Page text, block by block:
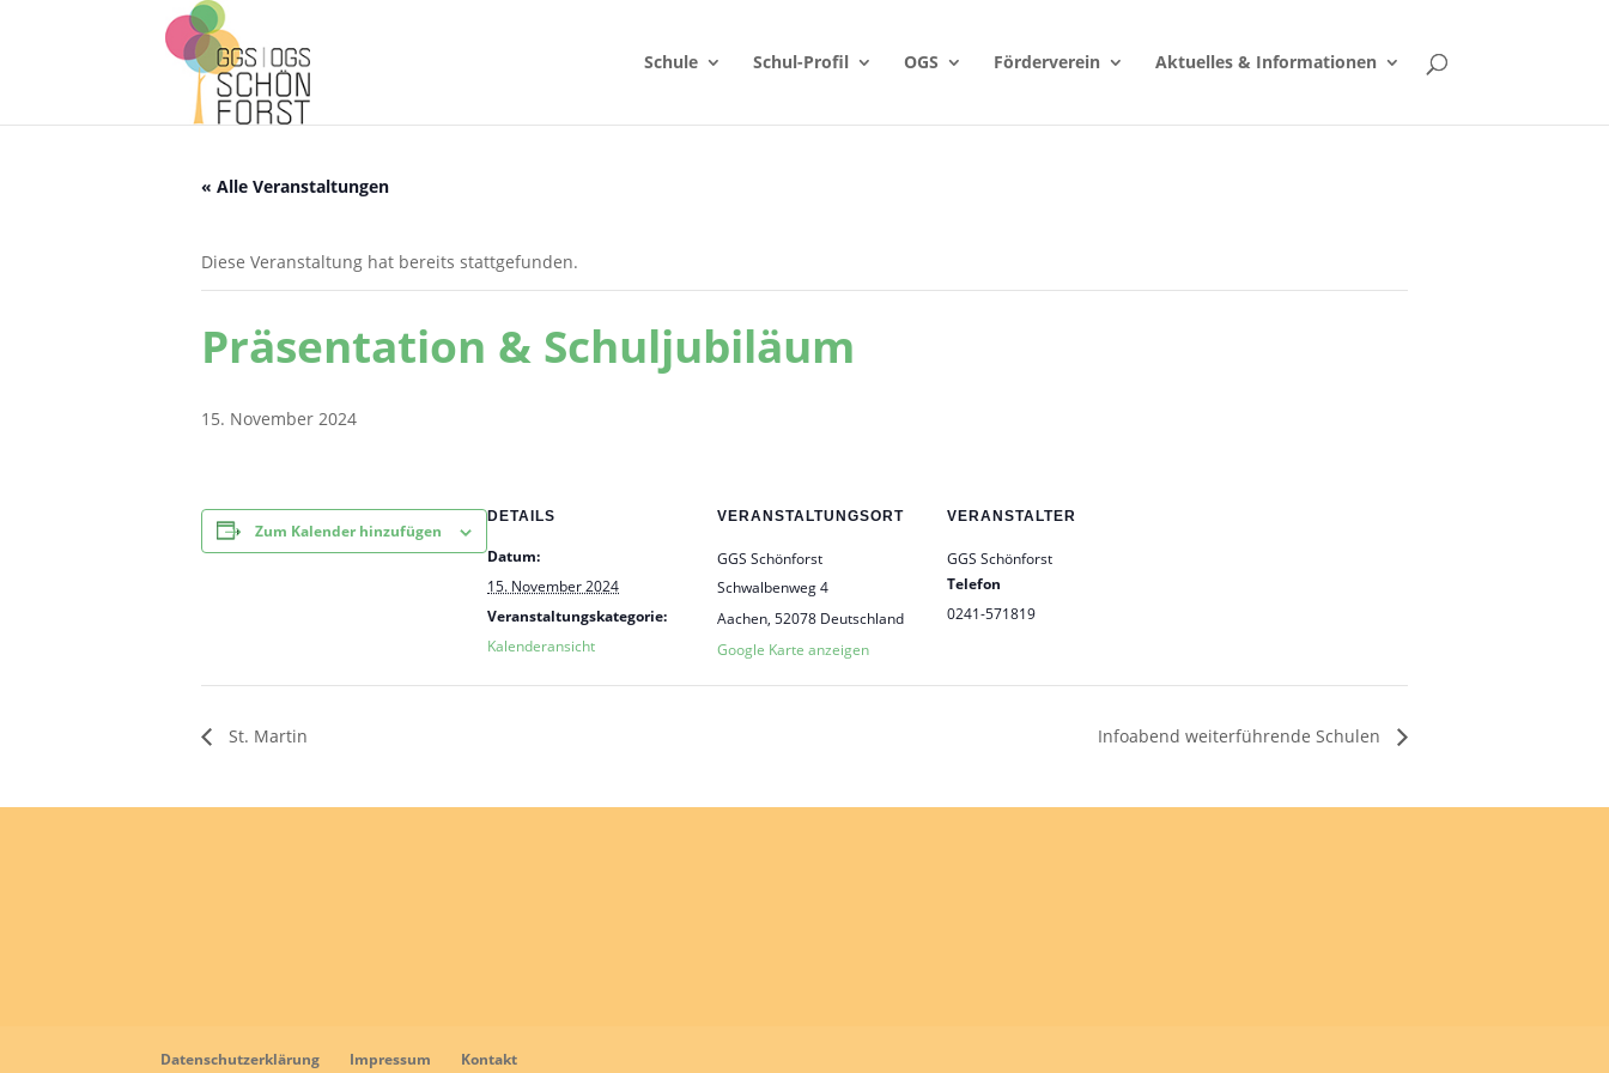
Schule Schul-Profil OGS Förderverein Aktuelles & Informationen
« Alle Veranstaltungen
Diese Veranstaltung hat bereits stattgefunden.
Präsentation & Schuljubiläum
15. November 2024
Zum Kalender hinzufügen
DETAILS
Datum:
15. November 2024
Veranstaltungskategorie:
Kalenderansicht
VERANSTALTUNGSORT
GGS Schönforst
Schwalbenweg 4
Aachen, 52078 Deutschland
Google Karte anzeigen
VERANSTALTER
GGS Schönforst
Telefon
0241-571819
St. Martin Infoabend weiterführende Schulen
Datenschutzerklärung Impressum Kontakt